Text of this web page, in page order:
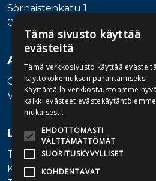
Sörnäistenkatu 1
00580 Helsinki
Asiakaspalvelu
Ota yhteyttä
Vaihde: 010 345100
Lisätietoa
Toimitusehdot
Käyttöohjeet
Tämä sivusto käyttää
evästeitä
Tämä verkkosivusto käyttää evästeitä
käyttökokemuksen parantamiseksi.
Käyttämällä verkkosivustoamme
kaikki evästeet evästekäytäntöjemme
mukaisesti.
EHDOTTOMASTI
VÄLTTÄMÄTTÖMÄT
SUORITUSKYVYLLISET
KOHDENTAVAT